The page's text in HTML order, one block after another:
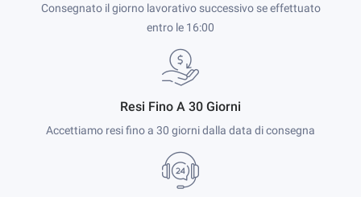
Consegnato il giorno lavorativo successivo se effettuato
entro le 16:00
Resi Fino A 30 Giorni
Accettiamo resi fino a 30 giorni dalla data di consegna